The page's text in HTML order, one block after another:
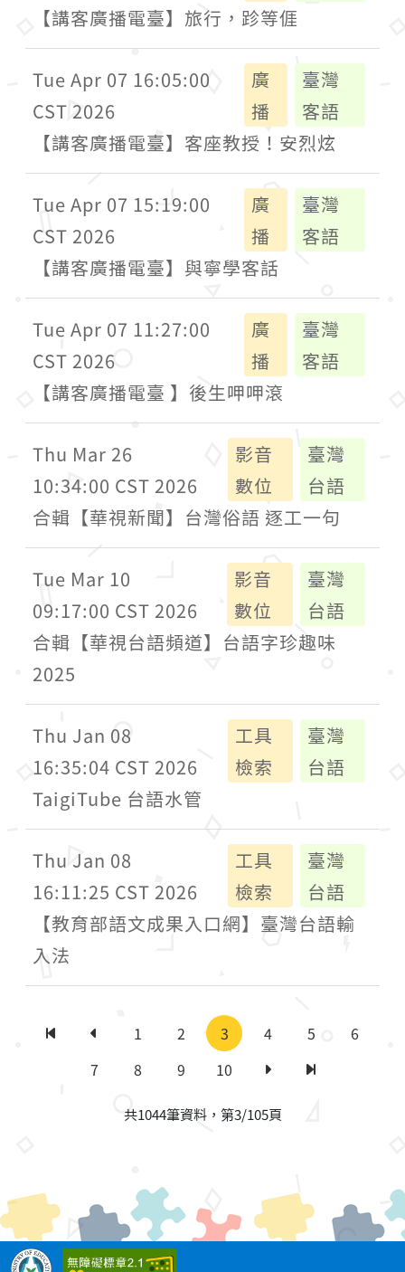
【講客廣播電臺】旅行，跈等𠊎
Tue Apr 07 16:05:00
CST 2026
廣
播
臺灣
客語
【講客廣播電臺】客座教授！安烈炫
Tue Apr 07 15:19:00
CST 2026
廣
播
臺灣
客語
【講客廣播電臺】與寧學客話
Tue Apr 07 11:27:00
CST 2026
廣
播
臺灣
客語
【講客廣播電臺 】後生呷呷滾
Thu Mar 26
10:34:00 CST 2026
影音
數位
臺灣
台語
合輯【華視新聞】台灣俗語 逐工一句
Tue Mar 10
09:17:00 CST 2026
影音
數位
臺灣
台語
合輯【華視台語頻道】台語字珍趣味
2025
Thu Jan 08
16:35:04 CST 2026
工具
檢索
臺灣
台語
TaigiTube 台語水管
Thu Jan 08
16:11:25 CST 2026
工具
檢索
臺灣
台語
【教育部語文成果入口網】臺灣台語輸
入法
第一頁 上一頁
1 2 3 4 5
6
7
8 9 10
下一頁最後一頁
共1044筆資料，第3/105頁